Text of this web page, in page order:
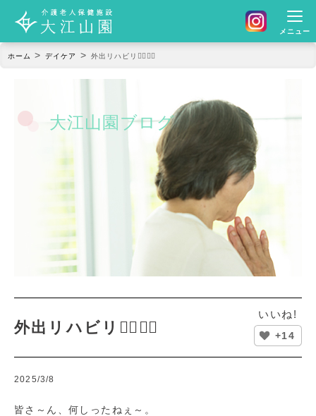
メニュー
ホーム >デイケア > 外出リハビリ🚶‍♂️🚶‍♀️
大江山園ブログ
外出リハビリ🚶‍♂️🚶‍♀️
いいね!
+14
2025/3/8
皆さ～ん、何しったねぇ～。